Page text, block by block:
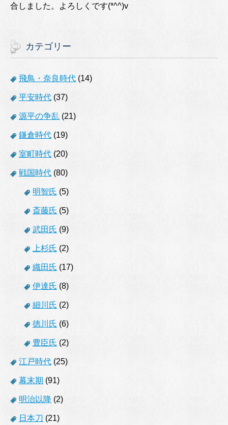
合しました。よろしくです(*^^)v
カテゴリー
飛鳥・奈良時代 (14)
平安時代 (37)
源平の争乱 (21)
鎌倉時代 (19)
室町時代 (20)
戦国時代 (80)
明智氏 (5)
斎藤氏 (5)
武田氏 (9)
上杉氏 (2)
織田氏 (17)
伊達氏 (8)
細川氏 (2)
徳川氏 (6)
豊臣氏 (2)
江戸時代 (25)
幕末期 (91)
明治以降 (2)
日本刀 (21)